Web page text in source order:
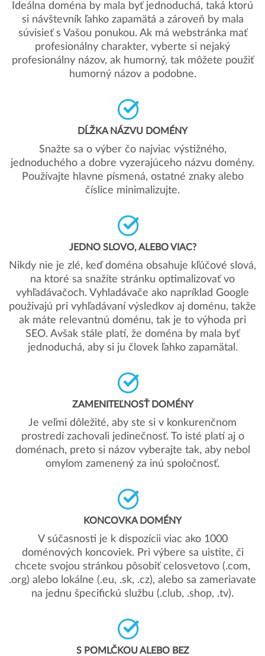
Ideálna doména by mala byť jednoduchá, taká ktorú
si návštevník ľahko zapamätá a zároveň by mala
súvisieť s Vašou ponukou. Ak má webstránka mať
profesionálny charakter, vyberte si nejaký
profesionálny názov, ak humorný, tak môžete použiť
humorný názov a podobne.
DĹŽKA NÁZVU DOMÉNY
Snažte sa o výber čo najviac výstižného,
jednoduchého a dobre vyzerajúceho názvu domény.
Používajte hlavne písmená, ostatné znaky alebo
číslice minimalizujte.
JEDNO SLOVO, ALEBO VIAC?
Nikdy nie je zlé, keď doména obsahuje kľúčové slová,
na ktoré sa snažíte stránku optimalizovať vo
vyhľadávačoch. Vyhladávače ako napríklad Google
použivajú pri vyhľadávaní výsledkov aj doménu, takže
ak máte relevantnú doménu, tak je to výhoda pri
SEO. Avšak stále platí, že doména by mala byť
jednoduchá, aby si ju človek ľahko zapamätal.
ZAMENITEĽNOSŤ DOMÉNY
Je veľmi dôležité, aby ste si v konkurenčnom
prostredí zachovali jedinečnosť. To isté platí aj o
doménach, preto si názov vyberajte tak, aby nebol
omylom zamenený za inú spoločnosť.
KONCOVKA DOMÉNY
V súčasnosti je k dispozícii viac ako 1000
doménových koncoviek. Pri výbere sa uistite, či
chcete svojou stránkou pôsobiť celosvetovo (.com,
.org) alebo lokálne (.eu, .sk, .cz), alebo sa zameriavate
na jednu špecifickú službu (.club, .shop, .tv).
S POMLČKOU ALEBO BEZ